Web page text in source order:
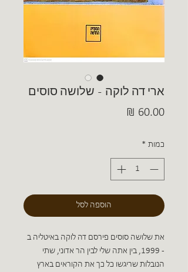
ארי דה לוקה - שלושה סוסים
כמות *
הוספה לסל
את שלושה סוסים פירסם דה לוקה באיטליה ב
- 1999, בין אתה שלי לבין הר אדוני, שתי
הנובלות שריגשו כל כך את הקוראים בארץ